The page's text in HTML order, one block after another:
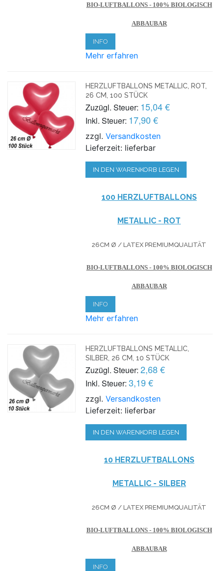
BIO-LUFTBALLONS - 100% BIOLOGISCH
ABBAUBAR
INFO
Mehr erfahren
HERZLUFTBALLONS METALLIC, ROT,
26 CM, 100 STÜCK
Zuzügl. Steuer: 15,04 €
Inkl. Steuer: 17,90 €
zzgl.Versandkosten
Lieferzeit: lieferbar
IN DEN WARENKORB LEGEN
100 HERZLUFTBALLONS
METALLIC - ROT
26CM Ø / LATEX PREMIUMQUALITÄT
BIO-LUFTBALLONS - 100% BIOLOGISCH
ABBAUBAR
INFO
Mehr erfahren
HERZLUFTBALLONS METALLIC,
SILBER, 26 CM, 10 STÜCK
Zuzügl. Steuer: 2,68 €
Inkl. Steuer: 3,19 €
zzgl.Versandkosten
Lieferzeit: lieferbar
IN DEN WARENKORB LEGEN
10 HERZLUFTBALLONS
METALLIC - SILBER
26CM Ø / LATEX PREMIUMQUALITÄT
BIO-LUFTBALLONS - 100% BIOLOGISCH
ABBAUBAR
INFO